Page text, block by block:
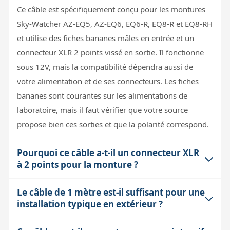
Ce câble est spécifiquement conçu pour les montures
Sky-Watcher AZ-EQ5, AZ-EQ6, EQ6-R, EQ8-R et EQ8-RH
et utilise des fiches bananes mâles en entrée et un
connecteur XLR 2 points vissé en sortie. Il fonctionne
sous 12V, mais la compatibilité dépendra aussi de
votre alimentation et de ses connecteurs. Les fiches
bananes sont courantes sur les alimentations de
laboratoire, mais il faut vérifier que votre source
propose bien ces sorties et que la polarité correspond.
Pourquoi ce câble a-t-il un connecteur XLR
à 2 points pour la monture ?
Le connecteur XLR 2 points vissé est un standard chez
Sky-Watcher pour assurer une connexion fiable et
Le câble de 1 mètre est-il suffisant pour une
installation typique en extérieur ?